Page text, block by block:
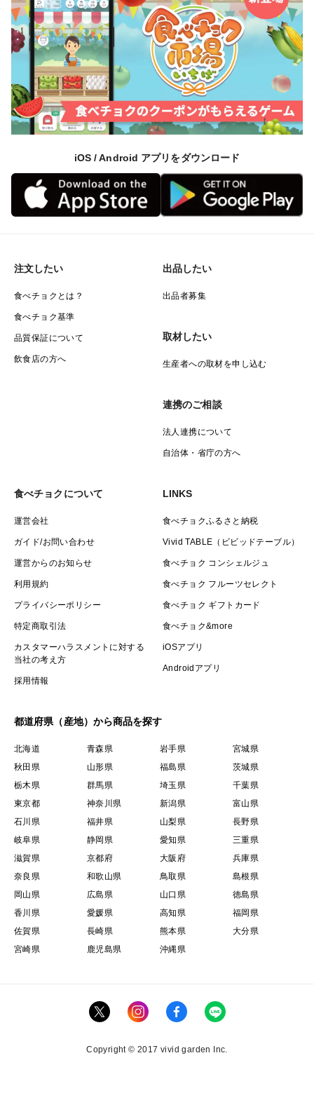
iOS / Android アプリをダウンロード
注文したい
食べチョクとは？
食べチョク基準
品質保証について
飲食店の方へ
出品したい
出品者募集
取材したい
生産者への取材を申し込む
連携のご相談
法人連携について
自治体・省庁の方へ
食べチョクについて
運営会社
ガイド/お問い合わせ
運営からのお知らせ
利用規約
プライバシーポリシー
特定商取引法
カスタマーハラスメントに対する
当社の考え方
採用情報
LINKS
食べチョクふるさと納税
Vivid TABLE（ビビッドテーブル）
食べチョク コンシェルジュ
食べチョク フルーツセレクト
食べチョク ギフトカード
食べチョク&more
iOSアプリ
Androidアプリ
都道府県（産地）から商品を探す
北海道 青森県 岩手県
宮城県
秋田県
山形県 福島県
茨城県
栃木県
群馬県 埼玉県
千葉県
東京都
神奈川県 新潟県
富山県
石川県
福井県 山梨県
長野県
岐阜県
静岡県 愛知県
三重県
滋賀県
京都府 大阪府
兵庫県
奈良県
和歌山県 鳥取県
島根県
岡山県
広島県 山口県
徳島県
香川県
愛媛県 高知県
福岡県
佐賀県
長崎県 熊本県
大分県
宮崎県
鹿児島県 沖縄県
Copyright © 2017 vivid garden Inc.